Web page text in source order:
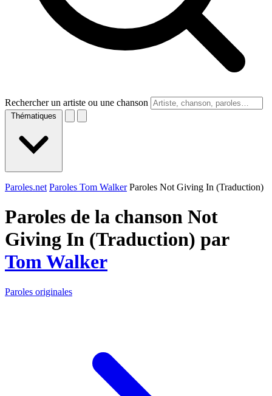
Rechercher un artiste ou une chanson
Thématiques
Paroles.net Paroles Tom Walker Paroles Not Giving In (Traduction)
Paroles de la chanson Not
Giving In (Traduction) par
Tom Walker
Paroles originales